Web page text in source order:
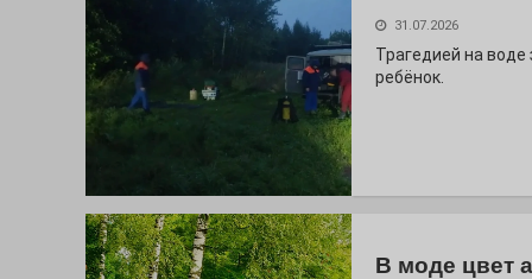
31.07.2026
Трагедией на воде
ребёнок.
В моде цвет